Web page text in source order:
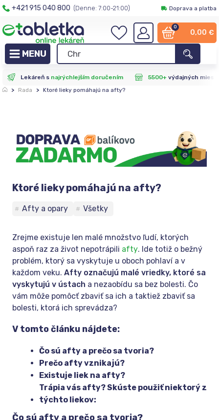
+421 915 040 800 (Denne: 7:00-21:00) Doprava a platba
0
0,00 €
Lekáreň s najrýchlejším doručením 5500+výdajných miest
>
Rada > Ktoré lieky pomáhajú na afty?
Ktoré lieky pomáhajú na afty?
Afty a opary Všetky
Zrejme existuje len malé množstvo ľudí, ktorých
aspoň raz za život nepotrápili afty. Ide totiž o bežný
problém, ktorý sa vyskytuje u oboch pohlaví a v
každom veku. Afty označujú malé vriedky, ktoré sa
vyskytujú v ústach a nezaobídu sa bez bolesti. Čo
vám môže pomôcť zbaviť sa ich a taktiež zbaviť sa
bolesti, ktorá ich sprevádza?
V tomto článku nájdete:
Čo sú afty a prečo sa tvoria?
Prečo afty vznikajú?
Existuje liek na afty?
Trápia vás afty? Skúste použiť niektorý z
týchto liekov:
Čo sú afty a prečo sa tvoria?